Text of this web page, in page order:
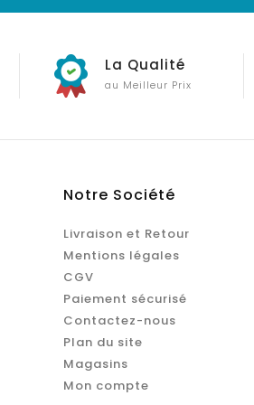
La Qualité
au Meilleur Prix
Notre Société
Livraison et Retour
Mentions légales
CGV
Paiement sécurisé
Contactez-nous
Plan du site
Magasins
Mon compte